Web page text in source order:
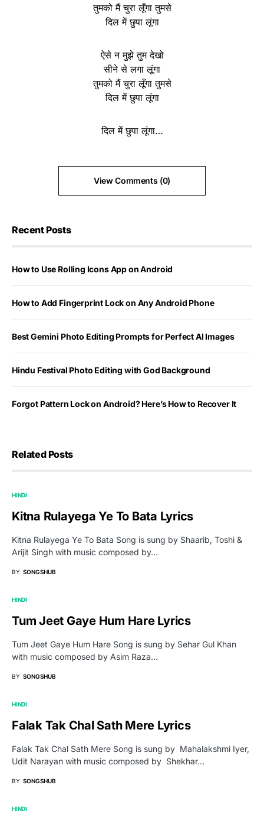
तुमको मैं चुरा लूँगा तुमसे
दिल में छुपा लूंगा
ऐसे न मुझे तुम देखो
सीने से लगा लूंगा
तुमको मैं चुरा लूँगा तुमसे
दिल में छुपा लूंगा
दिल में छुपा लूंगा…
View Comments (0)
Recent Posts
How to Use Rolling Icons App on Android
How to Add Fingerprint Lock on Any Android Phone
Best Gemini Photo Editing Prompts for Perfect AI Images
Hindu Festival Photo Editing with God Background
Forgot Pattern Lock on Android? Here’s How to Recover It
Related Posts
HINDI
Kitna Rulayega Ye To Bata Lyrics
Kitna Rulayega Ye To Bata Song is sung by Shaarib, Toshi &
Arijit Singh with music composed by…
BY SONGSHUB
HINDI
Tum Jeet Gaye Hum Hare Lyrics
Tum Jeet Gaye Hum Hare Song is sung by Sehar Gul Khan
with music composed by Asim Raza…
BY SONGSHUB
HINDI
Falak Tak Chal Sath Mere Lyrics
Falak Tak Chal Sath Mere Song is sung by Mahalakshmi Iyer,
Udit Narayan with music composed by Shekhar…
BY SONGSHUB
HINDI